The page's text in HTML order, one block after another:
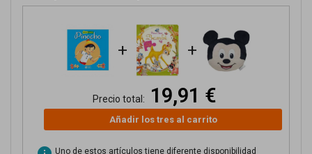
+ +
Precio total: 19,91 €
Añadir los tres al carrito
Uno de estos artículos tiene diferente disponibilidad